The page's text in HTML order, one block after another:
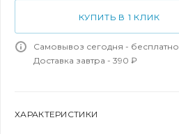
КУПИТЬ В 1 КЛИК
Самовывоз сегодня - бесплатно
Доставка завтра - 390 ₽
ХАРАКТЕРИСТИКИ